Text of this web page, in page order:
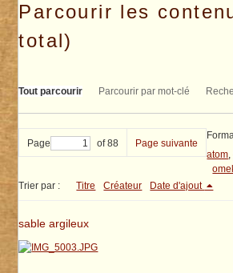
Parcourir les
total)
Tout parcourir Parcourir par mot-clé
Page of 88 Page suivante
Trier par : Titre Créateur Date d'ajout
sable argileux
atom,